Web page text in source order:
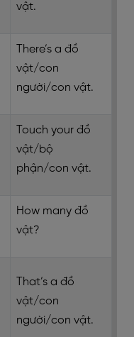
vật.
There’s a đồ
vật/con
người/con vật.
Touch your đồ
vật/bộ
phận/con vật.
How many đồ
vật?
That’s a đồ
vật/con
người/con vật.